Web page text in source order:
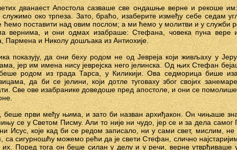
дванаест Апостола сазваше све ондашње верне и рекоше
око трпеза. Зато, браћо, изаберите између себе седам
ћемо поставити над овим послом; а ми ћемо у молитви и у служби
вернима, и они одмах изабраше: Стефана, човека пуна вере
Пармена и Николу дошљака из Антиохије.
показују, да они беху родом не од Јевреја који живљаху у
јер им имена нису јеврејска него јелинска. Од њих Стефан
родом из града Тарса, у Киликији. Ова седморица бише
да би се јелини, који дотле туговаху због својих
Све ове изабранике доведоше пред апостоле, и они се
први међу њима, и зато би назван архиђакон. Он чињаше
се у Светом Писму. Али то није ни чудо, јер се и за дела самог
Исус, које кад би се редом записало, ни у сами свет, мислим, не
са сигурношћу можемо рећи да је свети Стефан, слично
Поред тога он беше силан у делу и у речи, верне утврђиваше